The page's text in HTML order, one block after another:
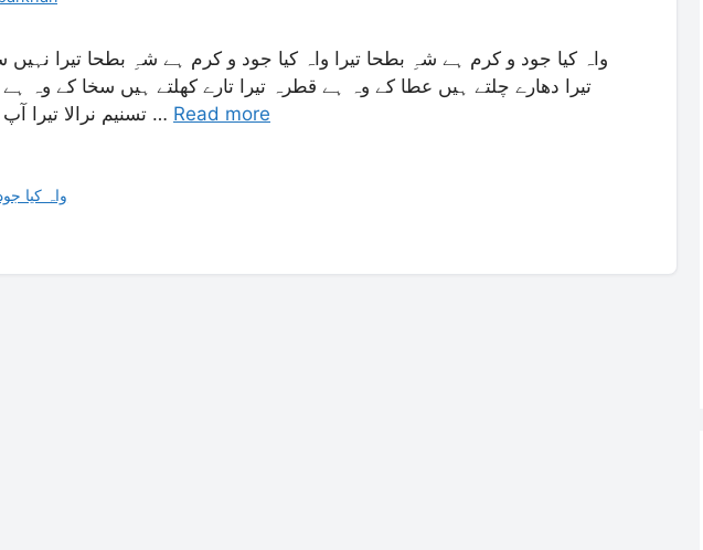
واہ کیا جود و کرم ہے شہِ بطحا تیرا واہ کیا جود و کرم ہے شہِ بطحا تیرا نہیں
تیرا دھارے چلتے ہیں عطا کے وہ ہے قطرہ تیرا تارے کھلتے ہیں سخا کے وہ
تسنیم نرالا تیرا آپ پیاسوں کے تجسّس میں … Read more
واہ کیا